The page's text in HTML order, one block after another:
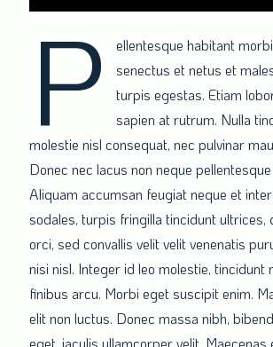
P
ellentesque habitant
senectus et netus et
turpis egestas. Etiam
sapien at rutrum. Nulla
molestie nisl consequat, nec pulvinar
Donec nec lacus non neque
Aliquam accumsan feugiat neque et
sodales, turpis fringilla tincidunt
orci, sed convallis velit velit venenatis
nisi nisl. Integer id leo molestie, tincidunt
finibus arcu. Morbi eget suscipit enim.
elit non luctus. Donec massa nibh,
eget, iaculis ullamcorper velit. Maecenas